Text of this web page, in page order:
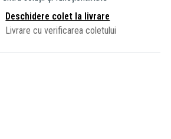
Deschidere colet la livrare
Livrare cu verificarea coletului